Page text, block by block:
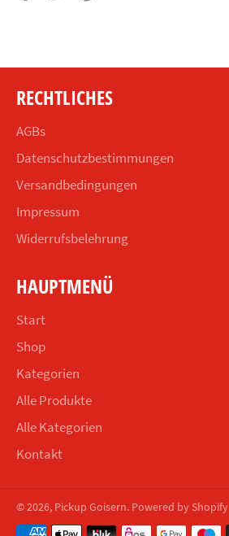
RECHTLICHES
AGBs
Datenschutzbestimmungen
Versandbedingungen
Impressum
Widerrufsbelehrung
HAUPTMENÜ
Start
Shop
Kategorien
Alle Produkte
Alle Kategorien
Kontakt
© 2026, Pickup Goisern. Powered by Shopify
Zahlungsmethoden